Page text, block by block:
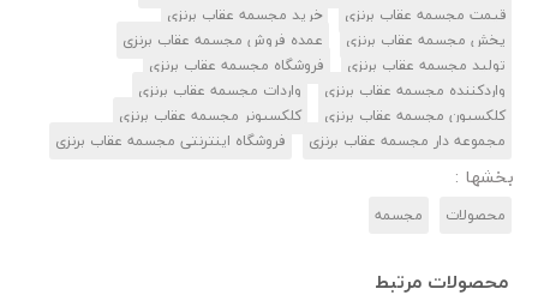
قیمت مجسمه عقاب برنزی
خرید مجسمه عقاب برنزی
پخش مجسمه عقاب برنزی
عمده فروش مجسمه عقاب برنزی
تولید مجسمه عقاب برنزی
فروشگاه مجسمه عقاب برنزی
واردکننده مجسمه عقاب برنزی
واردات مجسمه عقاب برنزی
کلکسیون مجسمه عقاب برنزی
کلکسیونر مجسمه عقاب برنزی
مجموعه دار مجسمه عقاب برنزی
فروشگاه اینترنتی مجسمه عقاب برنزی
بخشها :
محصولات مجسمه‌
محصولات مرتبط